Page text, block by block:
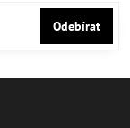
Odebírat